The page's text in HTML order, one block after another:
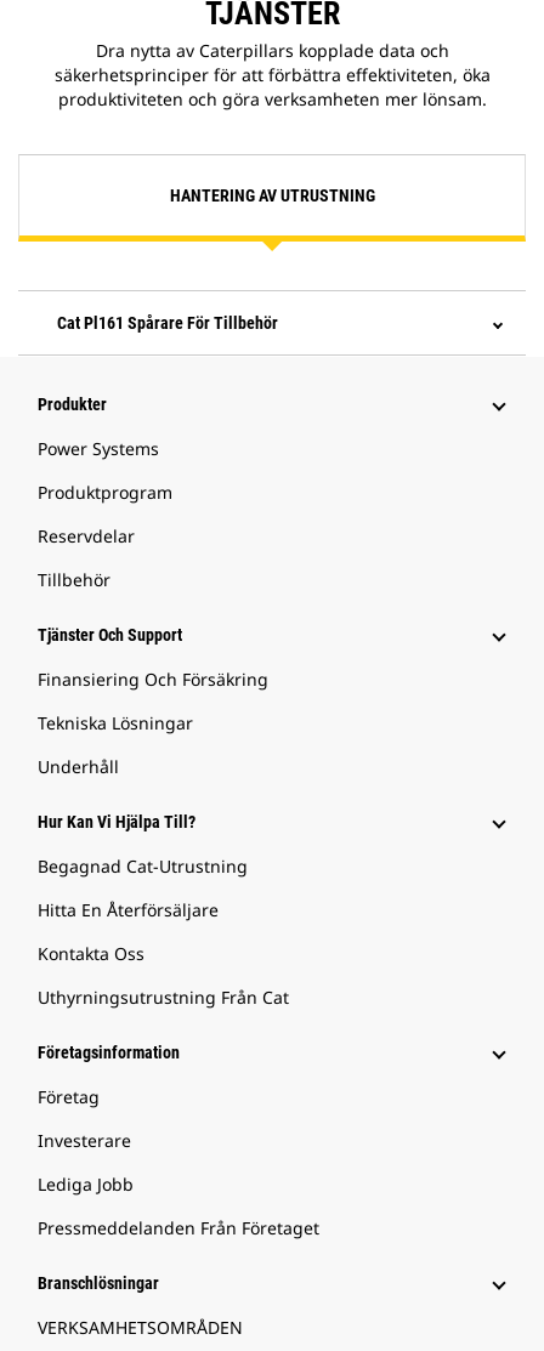
TJÄNSTER
Dra nytta av Caterpillars kopplade data och
säkerhetsprinciper för att förbättra effektiviteten, öka
produktiviteten och göra verksamheten mer lönsam.
HANTERING AV UTRUSTNING
Cat Pl161 Spårare För Tillbehör
Produkter
Power Systems
Produktprogram
Reservdelar
Tillbehör
Tjänster Och Support
Finansiering Och Försäkring
Tekniska Lösningar
Underhåll
Hur Kan Vi Hjälpa Till?
Begagnad Cat-Utrustning
Hitta En Återförsäljare
Kontakta Oss
Uthyrningsutrustning Från Cat
Företagsinformation
Företag
Investerare
Lediga Jobb
Pressmeddelanden Från Företaget
Branschlösningar
VERKSAMHETSOMRÅDEN